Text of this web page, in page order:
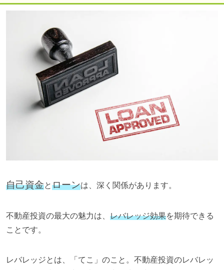
自己資金とローンは、深く関係があります。
不動産投資の最大の魅力は、 レバレッジ効果を期待できる
ことです。
レバレッジとは、「てこ」のこと。 不動産投資のレバレッ